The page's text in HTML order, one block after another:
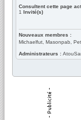
Consultent cette page
1 Invité(s)
Nouveaux membres :
Michaelfut, Masonpab,
Administrateurs :